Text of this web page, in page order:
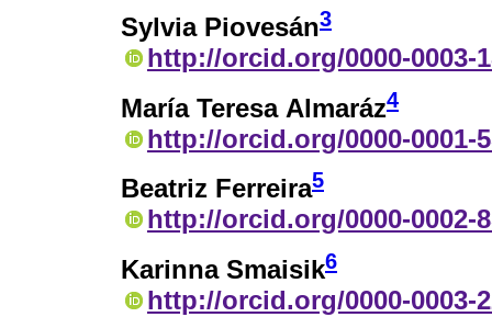
Sylvia Piovesán3
http://orcid.org/0000-0003-
María Teresa Almaráz4
http://orcid.org/0000-0001-
Beatriz Ferreira5
http://orcid.org/0000-0002-
Karinna Smaisik6
http://orcid.org/0000-0003-